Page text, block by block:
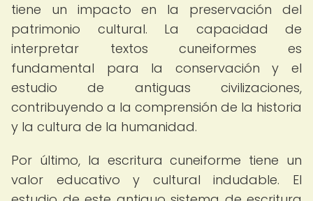
tiene un impacto en la preservación del
patrimonio cultural. La capacidad de
interpretar textos cuneiformes es
fundamental para la conservación y el
estudio de antiguas civilizaciones,
contribuyendo a la comprensión de la historia
y la cultura de la humanidad.
Por último, la escritura cuneiforme tiene un
valor educativo y cultural indudable. El